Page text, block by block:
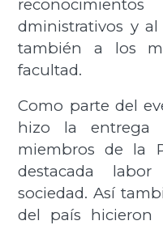
dministrativos y
también a los
facultad.
Como parte del
hizo la entrega
miembros de la
destacada
sociedad. Así
del país hicieron